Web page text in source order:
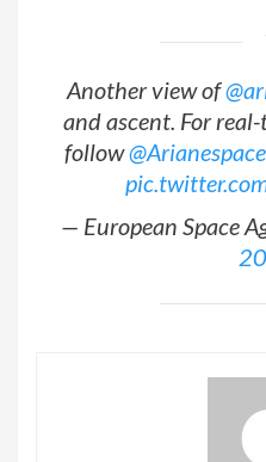
Another view of
and ascent. For
follow@Arianespace
— European Space